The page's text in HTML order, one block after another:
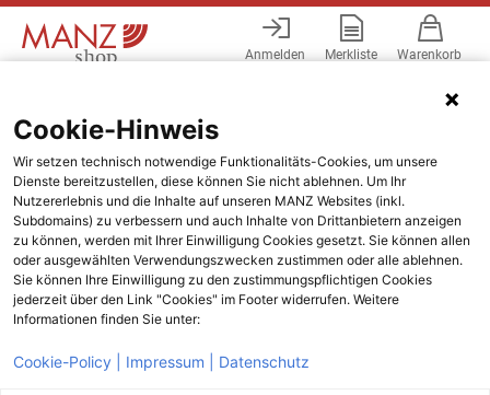
Anmelden Merkliste Warenkorb
Cookie-Hinweis
Wir setzen technisch notwendige Funktionalitäts-Cookies, um unsere
Dienste bereitzustellen, diese können Sie nicht ablehnen. Um Ihr
Nutzererlebnis und die Inhalte auf unseren MANZ Websites (inkl.
Subdomains) zu verbessern und auch Inhalte von Drittanbietern anzeigen
zu können, werden mit Ihrer Einwilligung Cookies gesetzt. Sie können allen
oder ausgewählten Verwendungszwecken zustimmen oder alle ablehnen.
Sie können Ihre Einwilligung zu den zustimmungspflichtigen Cookies
jederzeit über den Link "Cookies" im Footer widerrufen. Weitere
Informationen finden Sie unter:
Cookie-Policy | Impressum | Datenschutz